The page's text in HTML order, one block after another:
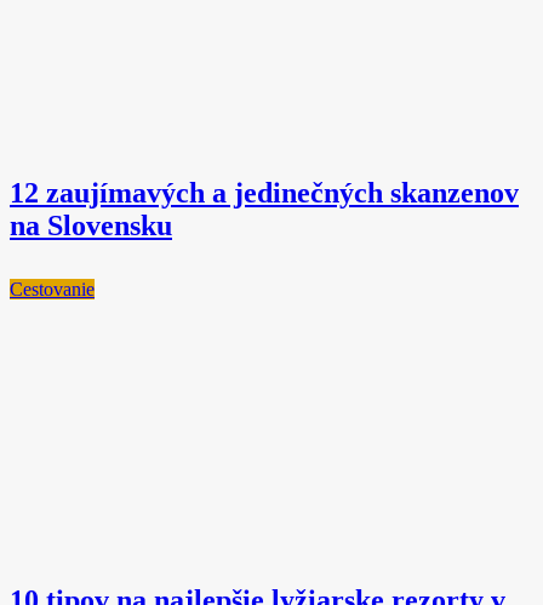
12 zaujímavých a jedinečných skanzenov
na Slovensku
Cestovanie